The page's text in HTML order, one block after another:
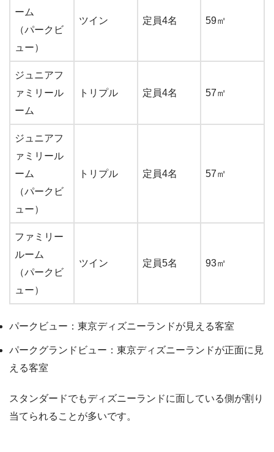
ーム
（パークビ
ュー）
ツイン 定員4名 59㎡
ジュニアフ
ァミリール
ーム
トリプル 定員4名 57㎡
ジュニアフ
ァミリール
ーム
（パークビ
ュー）
トリプル 定員4名 57㎡
ファミリー
ルーム
（パークビ
ュー）
ツイン 定員5名 93㎡
パークビュー：東京ディズニーランドが見える客室
パークグランドビュー：東京ディズニーランドが正面に見
える客室
スタンダードでもディズニーランドに面している側が割り
当てられることが多いです。